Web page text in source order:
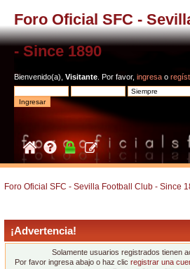
Foro Oficial SFC -
- Since 1890
Bienvenido(a), Visitante . Por favor, ingresa o
Foro Oficial SFC - Sevilla Football Club - Since
¡Advertencia!
Solamente usuarios registrados tienen
Por favor ingresa abajo o haz clic registrar una